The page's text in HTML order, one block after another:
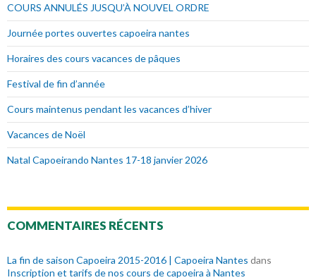
COURS ANNULÉS JUSQU’À NOUVEL ORDRE
Journée portes ouvertes capoeira nantes
Horaires des cours vacances de pâques
Festival de fin d’année
Cours maintenus pendant les vacances d’hiver
Vacances de Noël
Natal Capoeirando Nantes 17-18 janvier 2026
COMMENTAIRES RÉCENTS
La fin de saison Capoeira 2015-2016 | Capoeira Nantes dans
Inscription et tarifs de nos cours de capoeira à Nantes